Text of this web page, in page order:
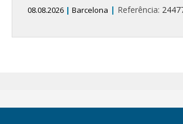
08.08.2026 | Barcelona | Referência: